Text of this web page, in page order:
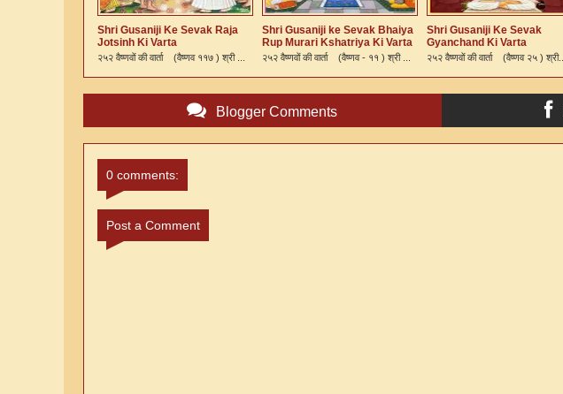
Shri Gusaniji Ke Sevak Raja
Jotsinh Ki Varta
२५२ वैष्णवों की वार्ता (वैष्णव ११७ ) श्री ...
Shri Gusaniji ke Sevak Bhaiya
Rup Murari Kshatriya Ki Varta
२५२ वैष्णवों की वार्ता (वैष्णव - ११ ) श्री ...
Shri Gusaniji Ke Sevak
Gyanchand Ki Varta
२५२ वैष्णवों की वार्ता (वैष्णव २५ ) श्री...
Blogger Comments
0 comments:
Post a Comment